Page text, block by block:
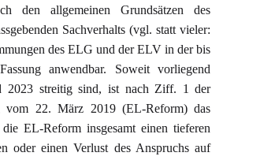
den allgemeinen Grundsätzen des
Sachverhalts (vgl. statt vieler:
des ELG und der ELV in der bis
anwendbar. Soweit vorliegend
2023 streitig sind, ist nach Ziff. 1 der
vom 22. März 2019 (EL-Reform) das
EL-Reform insgesamt einen tieferen
oder einen Verlust des Anspruchs auf